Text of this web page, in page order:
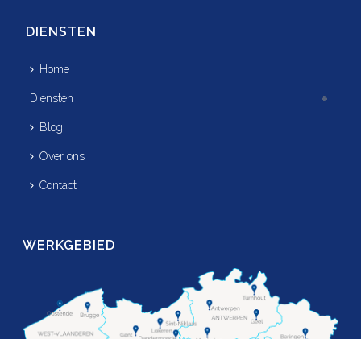
DIENSTEN
Home
Diensten
Blog
Over ons
Contact
WERKGEBIED